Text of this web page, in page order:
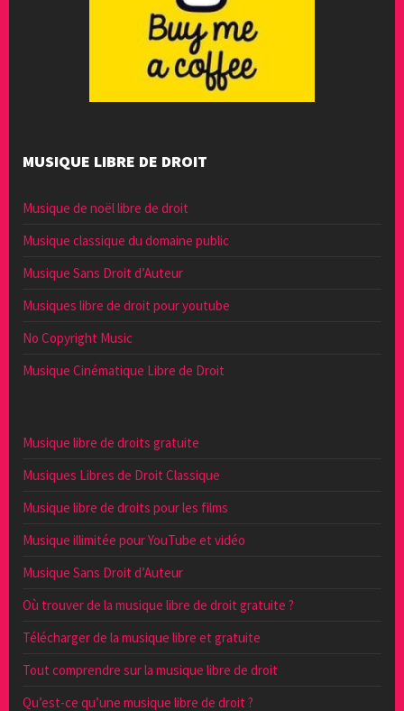
MUSIQUE LIBRE DE DROIT
Musique de noël libre de droit
Musique classique du domaine public
Musique Sans Droit d’Auteur
Musiques libre de droit pour youtube
No Copyright Music
Musique Cinématique Libre de Droit
Musique libre de droits gratuite
Musiques Libres de Droit Classique
Musique libre de droits pour les films
Musique illimitée pour YouTube et vidéo
Musique Sans Droit d’Auteur
Où trouver de la musique libre de droit gratuite ?
Télécharger de la musique libre et gratuite
Tout comprendre sur la musique libre de droit
Qu’est-ce qu’une musique libre de droit ?